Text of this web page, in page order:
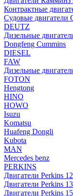
Контрактные
Судовые двигатели
DEUTZ
Дизельные
Dongfeng Cummins
DIESEL
FAW
Дизельные
FOTON
Hengtong
HINO
HOWO
Isuzu
Komatsu
Huafeng Dongli
Kubota
MAN
Mercedes benz
PERKINS
Двигатели Perkins
Двигатели Perkins
Двигатели Perkins